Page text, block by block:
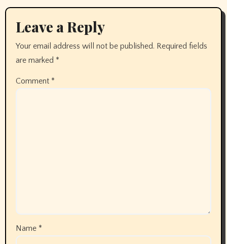
Leave a Reply
Your email address will not be published. Required fields
are marked *
Comment *
Name *